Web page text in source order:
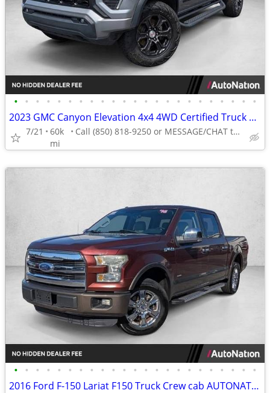
• • • • • • • • • • • • • • • • • • • • • • •
2023 GMC Canyon Elevation 4x4 4WD Certified Truck Crew cab AUTONATION
7/21
60k
mi
Call (850) 818-9250 or MESSAGE/CHAT to confirm availability
• • • • • • • • • • • • • • • • • • • • • • •
2016 Ford F-150 Lariat F150 Truck Crew cab AUTONATION